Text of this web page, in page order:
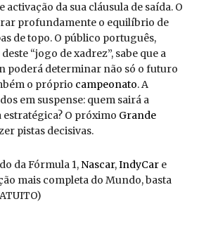
da sua cláusula de saída. O
profundamente o equilíbrio de
de topo. O público português,
“jogo de xadrez”, sabe que a
poderá determinar não só o futuro
o próprio campeonato. A
em suspense: quem sairá a
O próximo Grande
pistas decisivas.
da Fórmula 1, Nascar,IndyCar e
mais completa do Mundo, basta